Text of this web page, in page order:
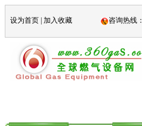
设为首页 加入收藏 咨询热线：